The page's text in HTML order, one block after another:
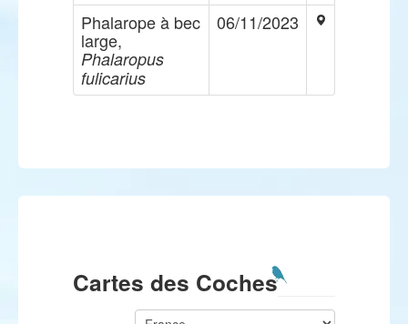
Phalarope à bec
large,
Phalaropus
fulicarius
06/11/2023
Cartes des Coches